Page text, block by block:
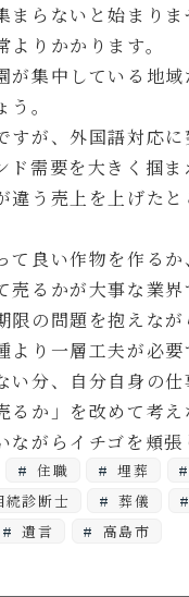
まらないと始まり
りかかります。
が集中している地
。
すが、外国語対応
ド需要を大きく掴
違う売上を上げたと
て良い作物を作るか
売るかが大事な業界
限の問題を抱えな
より一層工夫が必要
い分、自分自身の仕
るか」を改めて考
ながらイチゴを頬張
住職 埋葬
続診断士 葬儀
遺言 高島市